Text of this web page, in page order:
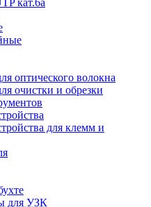
кат.6а
оптического волокна
очистки и обрезки
для клемм и
для УЗК